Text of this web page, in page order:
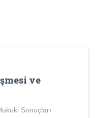
ve
Sonuçları